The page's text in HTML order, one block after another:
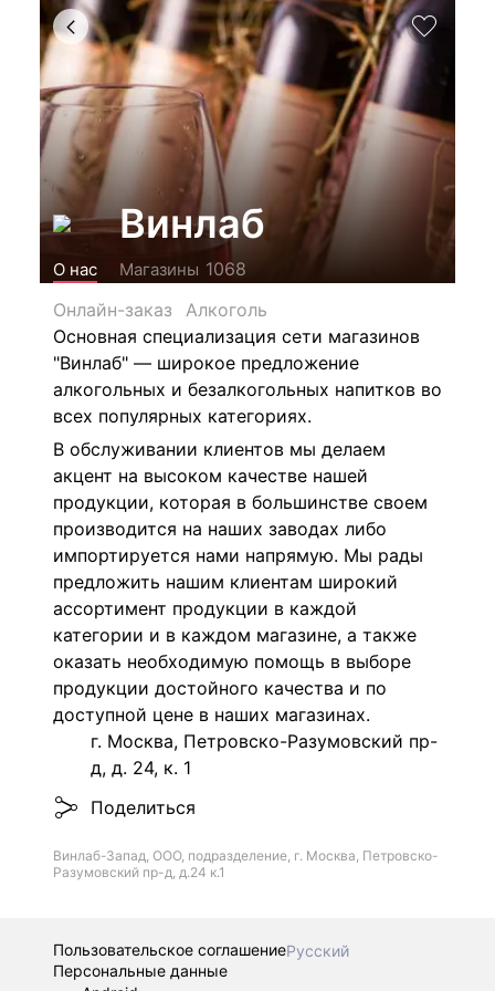
Винлаб
О нас Магазины 1068
Онлайн-заказ
Алкоголь
Основная специализация сети магазинов
"Винлаб" — широкое предложение
алкогольных и безалкогольных напитков во
всех популярных категориях.
В обслуживании клиентов мы делаем
акцент на высоком качестве нашей
продукции, которая в большинстве своем
производится на наших заводах либо
импортируется нами напрямую. Мы рады
предложить нашим клиентам широкий
ассортимент продукции в каждой
категории и в каждом магазине, а также
оказать необходимую помощь в выборе
продукции достойного качества и по
доступной цене в наших магазинах.
г. Москва, Петровско-Разумовский пр-
д, д. 24, к. 1
Поделиться
Винлаб-Запад, ООО, подразделение, г. Москва, Петровско-
Разумовский пр-д, д.24 к.1
Пользовательское соглашениеРусский
Персональные данные